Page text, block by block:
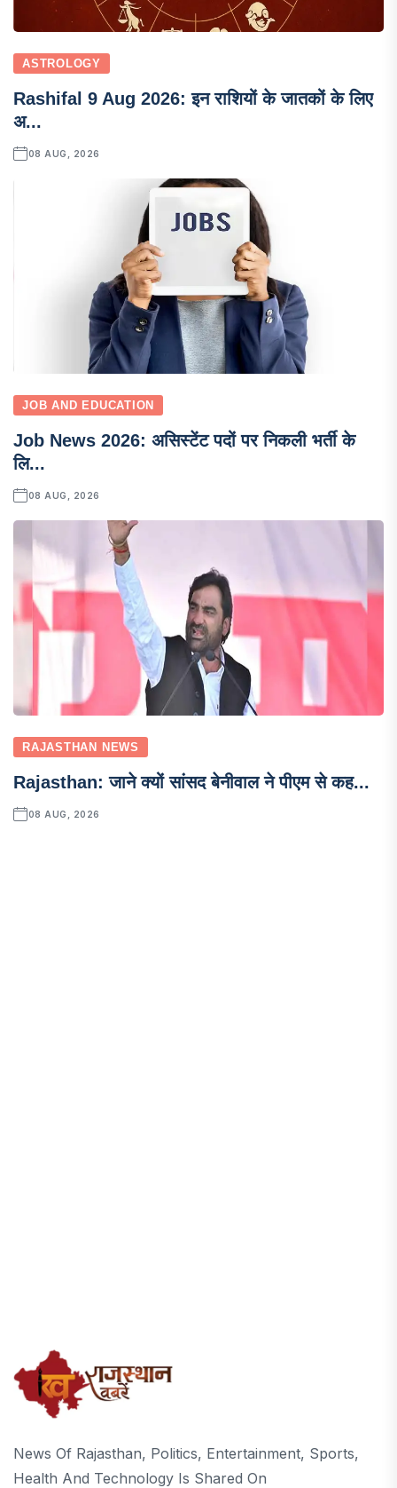
ASTROLOGY
Rashifal 9 Aug 2026: इन राशियों के जातकों के लिए
अ...
08 AUG, 2026
JOB AND EDUCATION
Job News 2026: असिस्टेंट पदों पर निकली भर्ती के
लि...
08 AUG, 2026
RAJASTHAN NEWS
Rajasthan: जाने क्यों सांसद बेनीवाल ने पीएम से कह...
08 AUG, 2026
News Of Rajasthan, Politics, Entertainment, Sports,
Health And Technology Is Shared On